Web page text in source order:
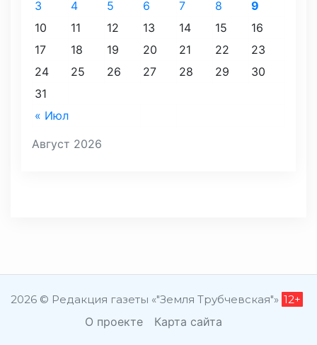
Август 2026
« Июл
3
4 5 6 7 8
9
10
11 12 13 14 15
16
17
18 19 20 21 22
23
24
25 26 27 28 29
30
31
2026 © Редакция газеты «"Земля Трубчевская"» 12+
О проекте Карта сайта